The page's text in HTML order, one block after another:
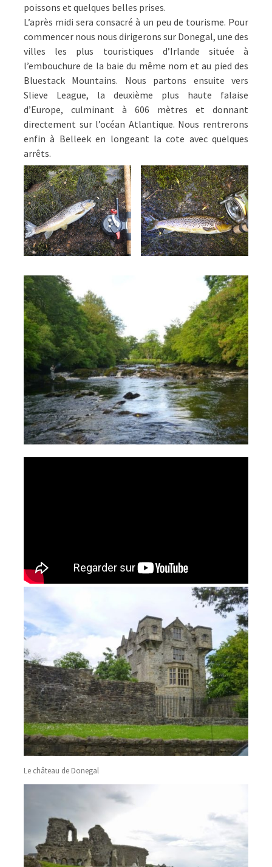
poissons et quelques belles prises.
L’après midi sera consacré à un peu de tourisme. Pour
commencer nous nous dirigerons sur Donegal, une des
villes les plus touristiques d’Irlande située à
l’embouchure de la baie du même nom et au pied des
Bluestack Mountains. Nous partons ensuite vers
Slieve League, la deuxième plus haute falaise
d’Europe, culminant à 606 mètres et donnant
directement sur l’océan Atlantique. Nous rentrerons
enfin à Belleek en longeant la cote avec quelques
arrêts.
Le château de Donegal